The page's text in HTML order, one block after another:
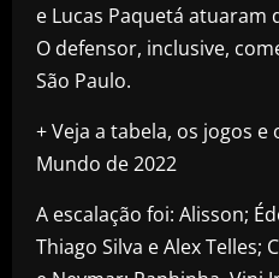
e Lucas Paquetá atuaram
O defensor, inclusive,
São Paulo.
+ Veja a tabela, os jogos
Mundo de 2022
A escalação foi: Alisson;
Thiago Silva e Alex Telles;